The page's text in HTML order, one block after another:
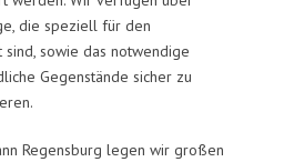
die speziell für den
sowie das notwendige
Gegenstände sicher zu
Regensburg legen wir großen